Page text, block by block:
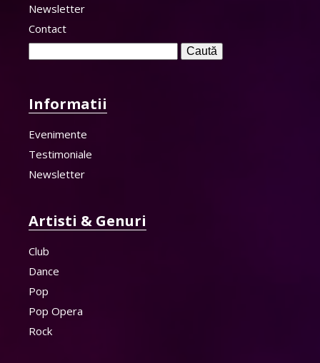
Newsletter
Contact
Informatii
Evenimente
Testimoniale
Newsletter
Artisti & Genuri
Club
Dance
Pop
Pop Opera
Rock